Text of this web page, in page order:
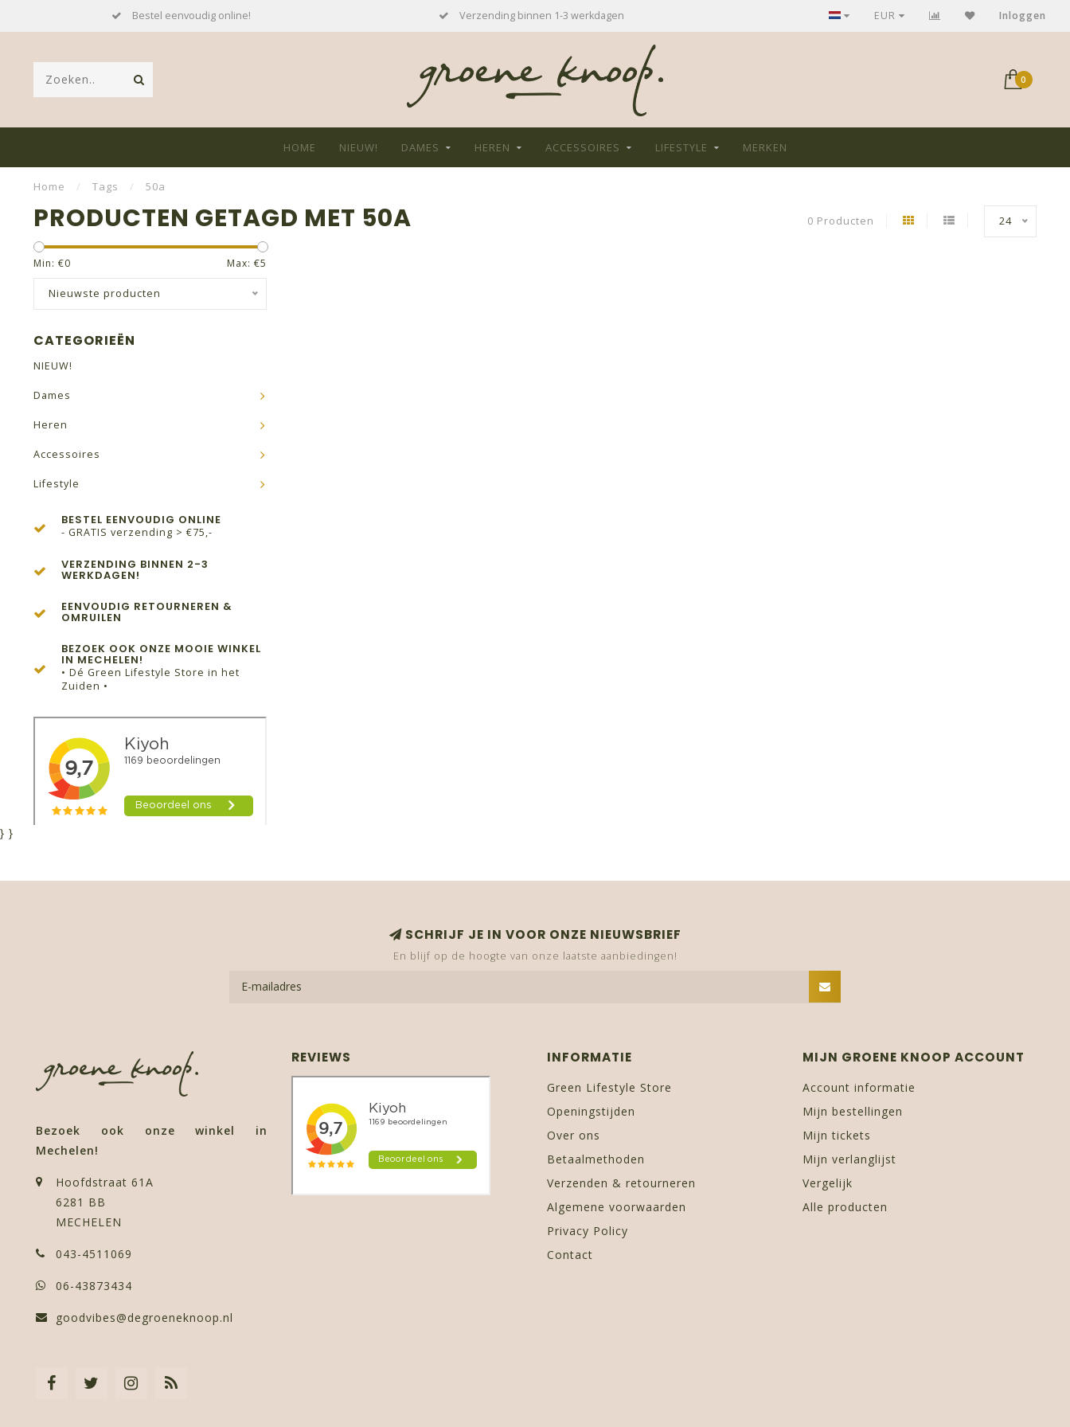
Bestel eenvoudig online! Verzending binnen 1-3 werkdagen GRATIS verzending bij aankoop > €75,-
EUR Inloggen
0
HOME NIEUW! DAMES HEREN ACCESSOIRES LIFESTYLE MERKEN
Home / Tags / 50a
PRODUCTEN GETAGD MET 50A 0 Producten 24
Min: €0 Max: €5
Nieuwste producten
CATEGORIEËN
NIEUW!
Dames
Heren
Accessoires
Lifestyle
BESTEL EENVOUDIG ONLINE
- GRATIS verzending > €75,-
VERZENDING BINNEN 2-3
WERKDAGEN!
EENVOUDIG RETOURNEREN &
OMRUILEN
BEZOEK OOK ONZE MOOIE WINKEL
IN MECHELEN!
• Dé Green Lifestyle Store in het
Zuiden •
} }
SCHRIJF JE IN VOOR ONZE NIEUWSBRIEF
En blijf op de hoogte van onze laatste aanbiedingen!
Bezoek ook onze winkel in
Mechelen!
Hoofdstraat 61A
6281 BB
MECHELEN
043-4511069
06-43873434
goodvibes@degroeneknoop.nl
REVIEWS INFORMATIE
Green Lifestyle Store
Openingstijden
Over ons
Betaalmethoden
Verzenden & retourneren
Algemene voorwaarden
Privacy Policy
Contact
MIJN GROENE KNOOP ACCOUNT
Account informatie
Mijn bestellingen
Mijn tickets
Mijn verlanglijst
Vergelijk
Alle producten